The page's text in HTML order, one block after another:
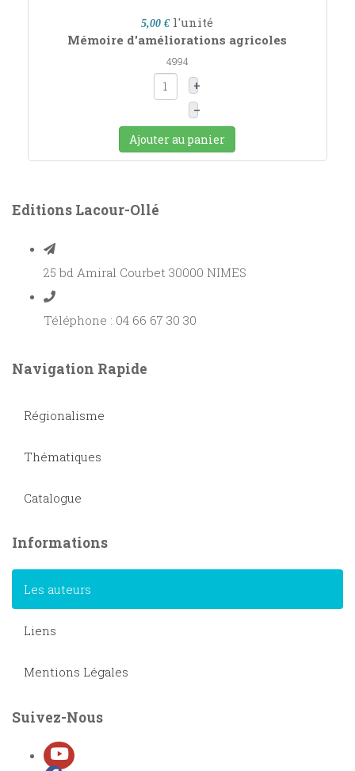
5,00 € l'unité
Mémoire d'améliorations agricoles
4994
+
–
Ajouter au panier
Editions Lacour-Ollé
25 bd Amiral Courbet 30000 NIMES
Téléphone : 04 66 67 30 30
Navigation Rapide
Régionalisme
Thématiques
Catalogue
Informations
Les auteurs
Liens
Mentions Légales
Suivez-Nous